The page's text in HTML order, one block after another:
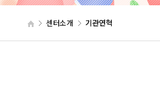
센터소개 기관연혁